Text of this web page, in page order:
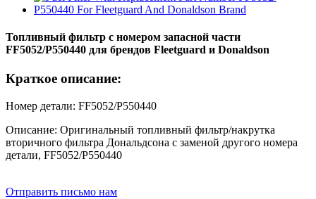
Топливный фильтр с номером запасной части
FF5052/P550440 для брендов Fleetguard и Donaldson
Краткое описание:
Номер детали: FF5052/P550440
Описание: Оригинальный топливный фильтр/накрутка
вторичного фильтра Дональдсона с заменой другого номера
детали, FF5052/P550440
Отправить письмо нам